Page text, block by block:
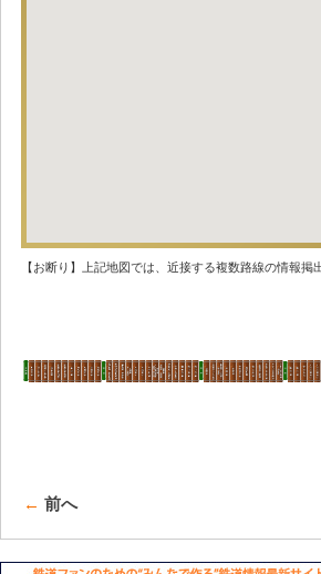
【お断り】上記地図では、近接する複数路線の情報
← 前へ